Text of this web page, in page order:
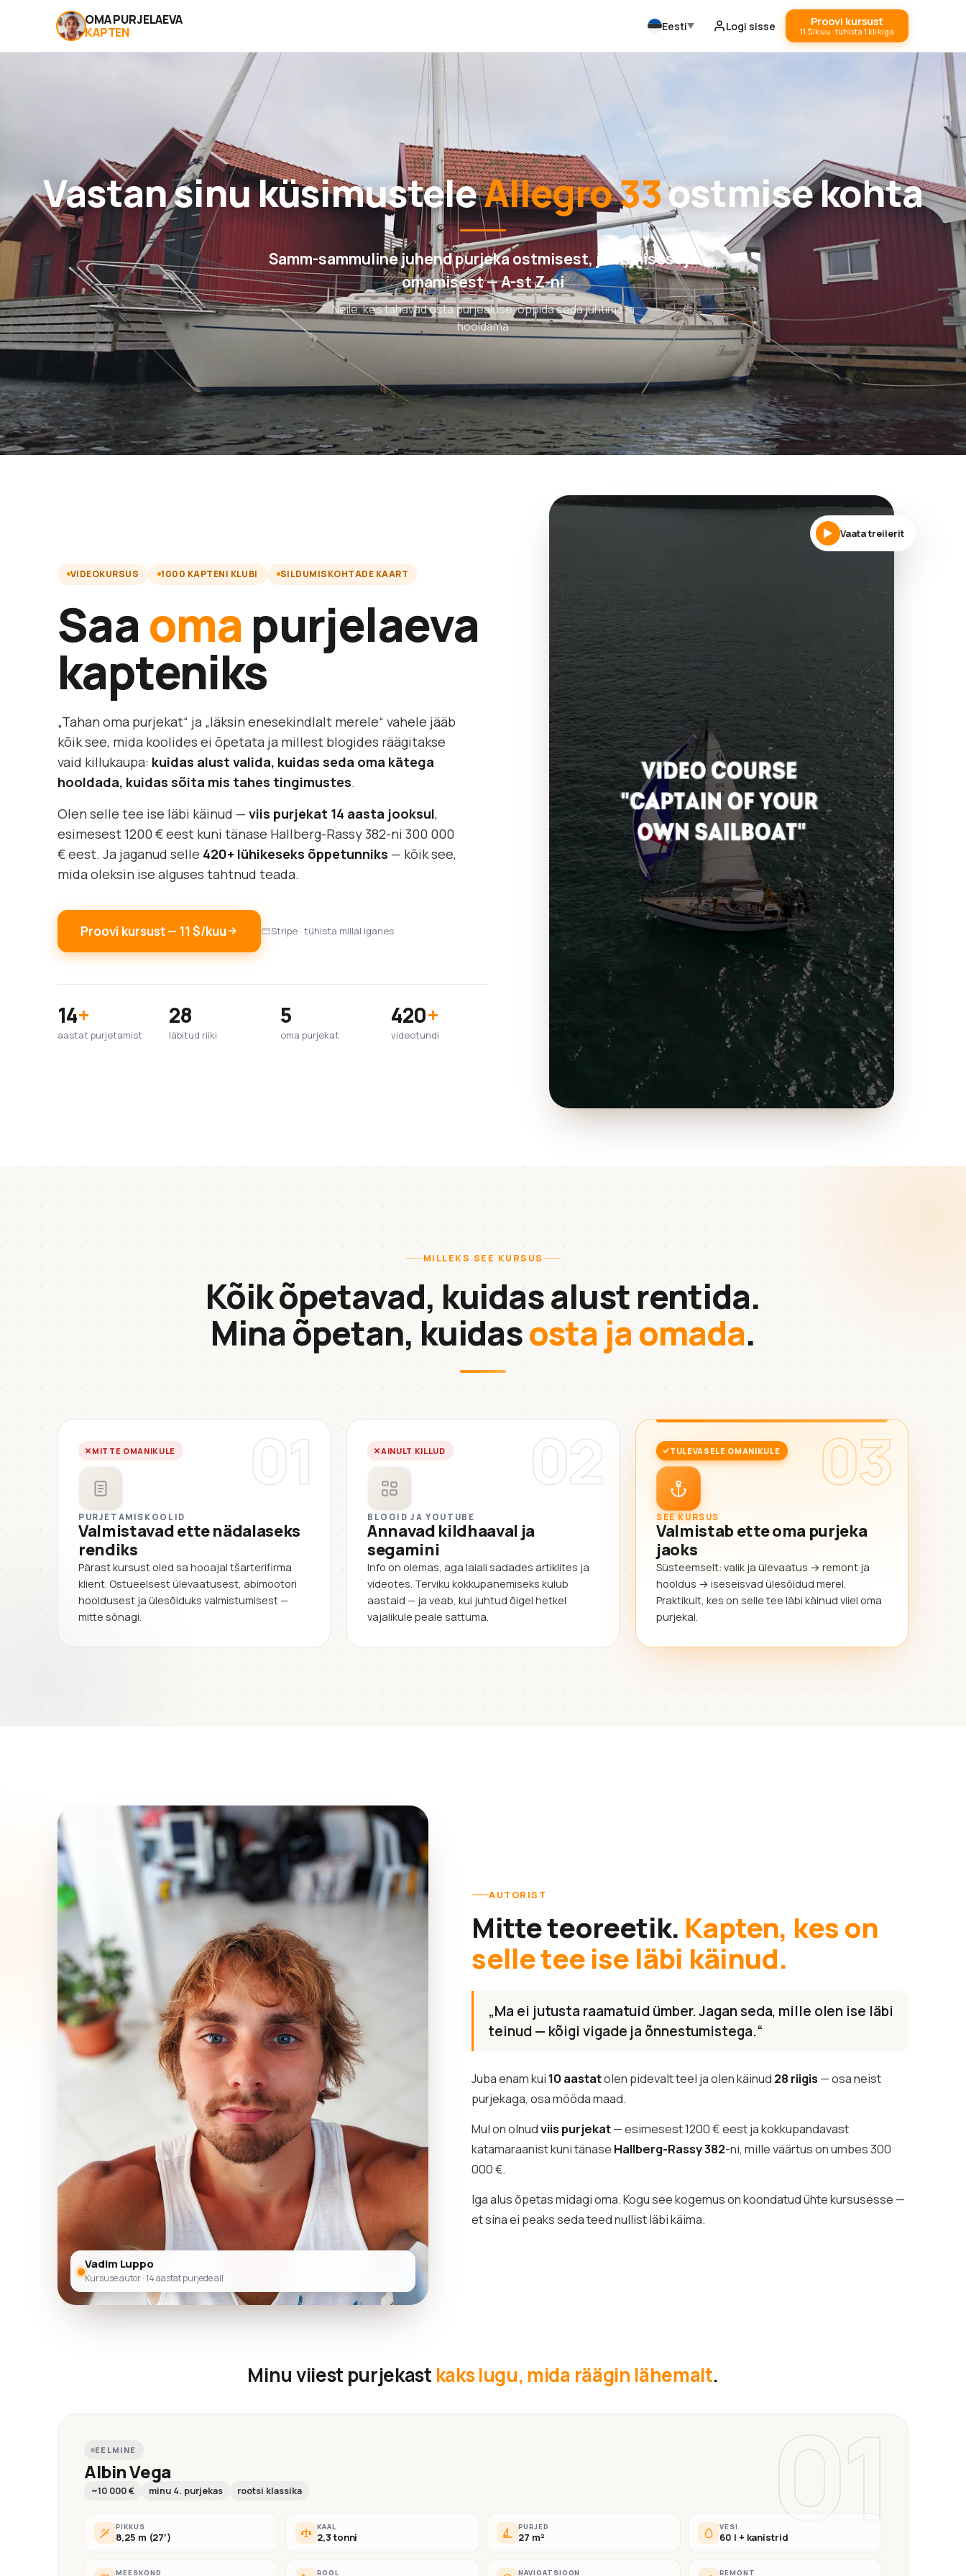
OMA PURJELAEVA
KAPTEN
Eesti Logi sisse Proovi kursust
11 $/kuu · tühista 1 klikiga
Vastan sinu küsimusteleAllegro 33ostmise kohta
Samm-sammuline juhend purjeka ostmisest, juhtimisest ja
omamisest — A-st Z-ni
Neile, kes tahavad osta purjealuse, õppida seda juhtima ja
hooldama
VIDEOKURSUS 1000 KAPTENI KLUBI SILDUMISKOHTADE KAART
Saaoma purjelaeva
kapteniks
„Tahan oma purjekat“ ja „läksin enesekindlalt merele“ vahele jääb
kõik see, mida koolides ei õpetata ja millest blogides räägitakse
vaid killukaupa: kuidas alust valida, kuidas seda oma kätega
hooldada, kuidas sõita mis tahes tingimustes.
Olen selle tee ise läbi käinud — viis purjekat 14 aasta jooksul,
esimesest 1200 € eest kuni tänase Hallberg-Rassy 382-ni 300 000
€ eest. Ja jaganud selle 420+ lühikeseks õppetunniks — kõik see,
mida oleksin ise alguses tahtnud teada.
Proovi kursust — 11 $/kuu Stripe · tühista millal iganes
14+
aastat purjetamist
28
läbitud riiki
5
oma purjekat
420+
videotundi
Vaata treilerit
MILLEKS SEE KURSUS
Kõik õpetavad, kuidas alust rentida.
Mina õpetan, kuidasosta ja omada.
01
MITTE OMANIKULE
PURJETAMISKOOLID
Valmistavad ette nädalaseks
rendiks
Pärast kursust oled sa hooajal tšarterifirma
klient. Ostueelsest ülevaatusest, abimootori
hooldusest ja ülesõiduks valmistumisest —
mitte sõnagi.
02
AINULT KILLUD
BLOGID JA YOUTUBE
Annavad kildhaaval ja
segamini
Info on olemas, aga laiali sadades artiklites ja
videotes. Terviku kokkupanemiseks kulub
aastaid — ja veab, kui juhtud õigel hetkel
vajalikule peale sattuma.
03
TULEVASELE OMANIKULE
SEE KURSUS
Valmistab ette oma purjeka
jaoks
Süsteemselt: valik ja ülevaatus → remont ja
hooldus → iseseisvad ülesõidud merel.
Praktikult, kes on selle tee läbi käinud viiel oma
purjekal.
Vadim Luppo
Kursuse autor · 14 aastat purjede all
AUTORIST
Mitte teoreetik. Kapten, kes on
selle tee ise läbi käinud.
„Ma ei jutusta raamatuid ümber. Jagan seda, mille olen ise läbi
teinud — kõigi vigade ja õnnestumistega.“
Juba enam kui 10 aastatolen pidevalt teel ja olen käinud 28 riigis — osa neist
purjekaga, osa mööda maad.
Mul on olnudviis purjekat— esimesest 1200 € eest ja kokkupandavast
katamaraanist kuni tänase Hallberg-Rassy 382-ni, mille väärtus on umbes 300
000 €.
Iga alus õpetas midagi oma. Kogu see kogemus on koondatud ühte kursusesse —
et sina ei peaks seda teed nullist läbi käima.
Minu viiest purjekast kaks lugu, mida räägin lähemalt.
01
EELMINE
Albin Vega
~10 000 € minu 4. purjekas rootsi klassika
PIKKUS
8,25 m (27′)
KAAL
2,3 tonni
PURJED
27 m²
VESI
60 l + kanistrid
MEESKOND ROOL NAVIGATSIOON REMONT